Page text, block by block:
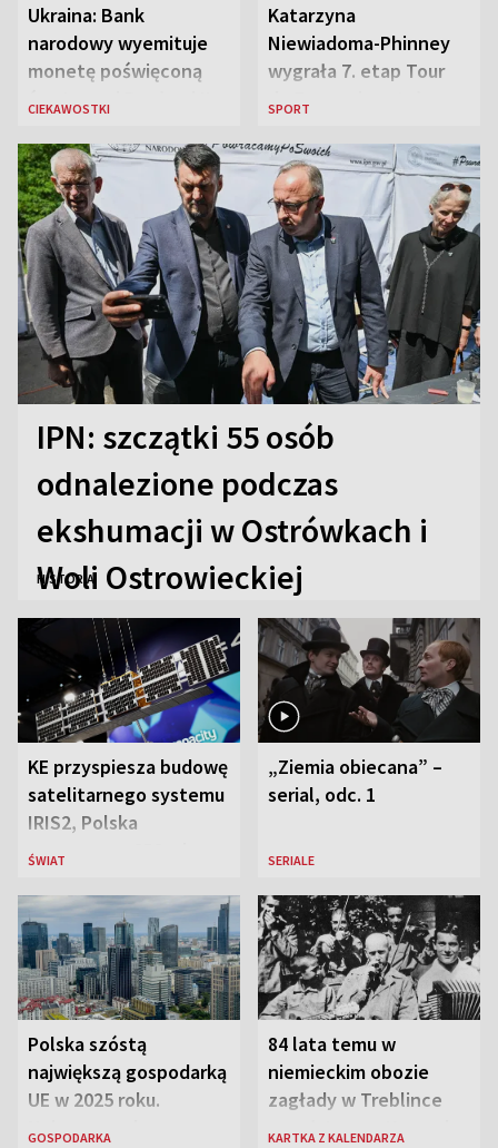
Ukraina: Bank
narodowy wyemituje
monetę poświęconą
św. Janowi Pawłowi II
CIEKAWOSTKI
Katarzyna
Niewiadoma-Phinney
wygrała 7. etap Tour
de France i została
SPORT
IPN: szczątki 55 osób
odnalezione podczas
ekshumacji w Ostrówkach i
Woli Ostrowieckiej
HISTORIA
KE przyspiesza budowę
satelitarnego systemu
IRIS2, Polska
przeznaczy 656 mln
ŚWIAT
„Ziemia obiecana” –
serial, odc. 1
SERIALE
Polska szóstą
największą gospodarką
UE w 2025 roku.
Najnowsze dane
GOSPODARKA
84 lata temu w
niemieckim obozie
zagłady w Treblince
zmarł Janusz Korczak
KARTKA Z KALENDARZA